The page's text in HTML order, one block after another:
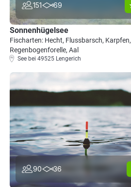
151 69
Sonnenhügelsee
Fischarten: Hecht, Flussbarsch, Karpfen,
Regenbogenforelle, Aal
See bei 49525 Lengerich
90 36